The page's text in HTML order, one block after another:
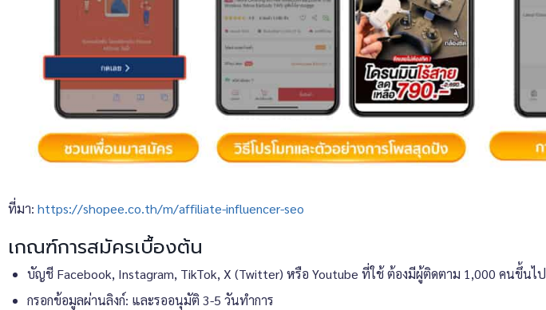
ที่มา: https://shopee.co.th/m/affiliate-influencer-seo
เกณฑ์การสมัครเบื้องต้น
บัญชี Facebook, Instagram, TikTok, X (Twitter) หรือ Youtube ที่ใช้ ต้องมีผู้ติดตาม 1,000 คนขึ้นไป
กรอกข้อมูลผ่านลิงก์: และรออนุมัติ 3-5 วันทำการ